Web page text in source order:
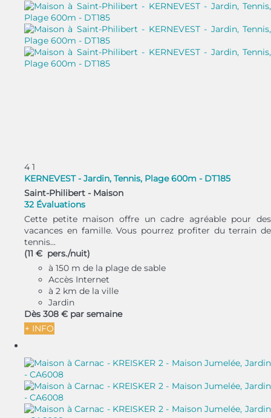
4 1
KERNEVEST - Jardin, Tennis, Plage 600m - DT185
Saint-Philibert - Maison
32 Évaluations
Cette petite maison offre un cadre agréable pour des
vacances en famille. Vous pourrez profiter du terrain de
tennis...
(11 € pers./nuit)
à 150 m de la plage de sable
Accès Internet
à 2 km de la ville
Jardin
Dès 308 € par semaine
+ INFO